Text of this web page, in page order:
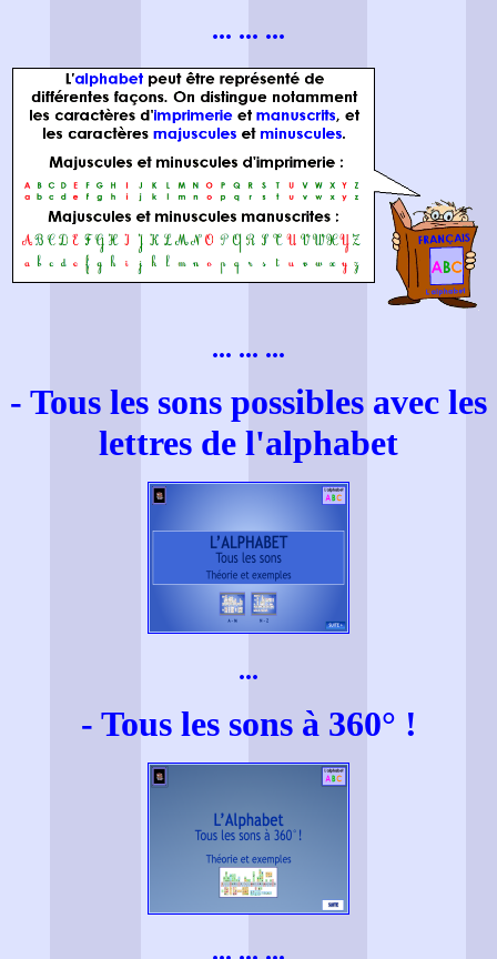
... ... ...
... ... ...
- Tous les sons possibles avec les
lettres de l'alphabet
...
- Tous les sons à 360° !
... ... ...